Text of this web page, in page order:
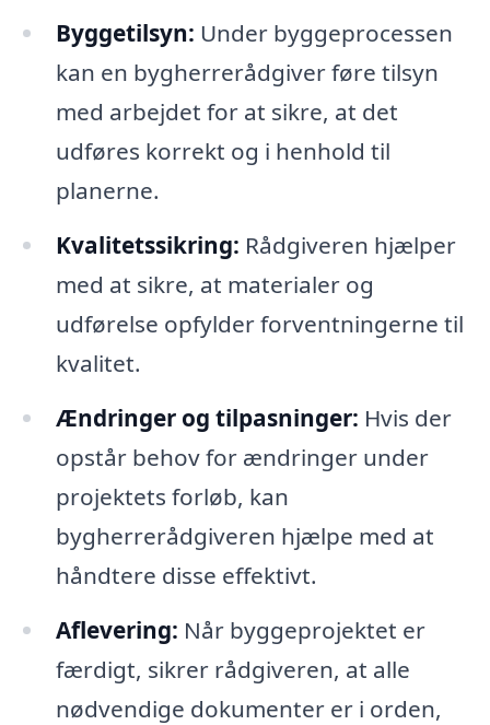
Byggetilsyn: Under byggeprocessen
kan en bygherrerådgiver føre tilsyn
med arbejdet for at sikre, at det
udføres korrekt og i henhold til
planerne.
Kvalitetssikring: Rådgiveren hjælper
med at sikre, at materialer og
udførelse opfylder forventningerne til
kvalitet.
Ændringer og tilpasninger: Hvis der
opstår behov for ændringer under
projektets forløb, kan
bygherrerådgiveren hjælpe med at
håndtere disse effektivt.
Aflevering: Når byggeprojektet er
færdigt, sikrer rådgiveren, at alle
nødvendige dokumenter er i orden,